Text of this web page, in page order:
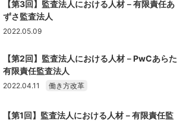
【第3回】監査法人における人材－有限責任あ
ずさ監査法人
2022.05.09
【第2回】監査法人における人材－PwCあらた
有限責任監査法人
2022.04.11 働き方改革
【第1回】監査法人における人材－有限責任監